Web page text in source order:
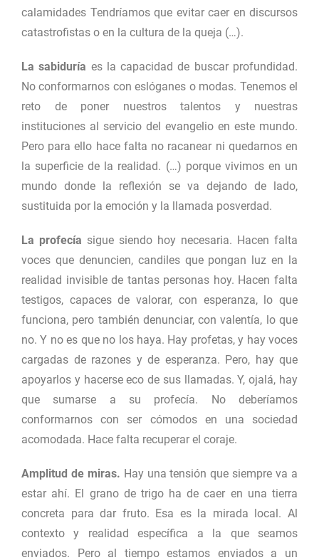
calamidades Tendríamos que evitar caer en discursos
catastrofistas o en la cultura de la queja (…).
La sabiduría es la capacidad de buscar profundidad.
No conformarnos con eslóganes o modas. Tenemos el
reto de poner nuestros talentos y nuestras
instituciones al servicio del evangelio en este mundo.
Pero para ello hace falta no racanear ni quedarnos en
la superficie de la realidad. (…) porque vivimos en un
mundo donde la reflexión se va dejando de lado,
sustituida por la emoción y la llamada posverdad.
La profecía sigue siendo hoy necesaria. Hacen falta
voces que denuncien, candiles que pongan luz en la
realidad invisible de tantas personas hoy. Hacen falta
testigos, capaces de valorar, con esperanza, lo que
funciona, pero también denunciar, con valentía, lo que
no. Y no es que no los haya. Hay profetas, y hay voces
cargadas de razones y de esperanza. Pero, hay que
apoyarlos y hacerse eco de sus llamadas. Y, ojalá, hay
que sumarse a su profecía. No deberíamos
conformarnos con ser cómodos en una sociedad
acomodada. Hace falta recuperar el coraje.
Amplitud de miras. Hay una tensión que siempre va a
estar ahí. El grano de trigo ha de caer en una tierra
concreta para dar fruto. Esa es la mirada local. Al
contexto y realidad específica a la que seamos
enviados. Pero al tiempo estamos enviados a un